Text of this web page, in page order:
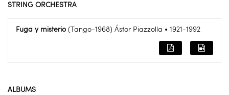
STRING ORCHESTRA
Fuga y misterio (Tango-1968) Ástor Piazzolla • 1921-1992
ALBUMS